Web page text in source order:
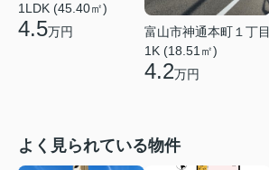
1LDK (45.40㎡)
4.5万円
富山市神通本町１丁目
1K (18.51㎡)
4.2万円
よく見られている物件